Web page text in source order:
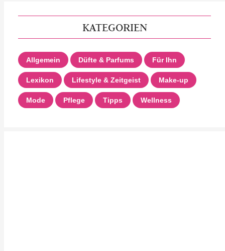
KATEGORIEN
Allgemein Düfte & Parfums Für Ihn
Lexikon Lifestyle & Zeitgeist Make-up
Mode Pflege Tipps Wellness